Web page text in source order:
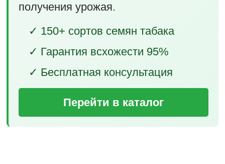
получения урожая.
✓ 150+ сортов семян табака
✓ Гарантия всхожести 95%
✓ Бесплатная консультация
Перейти в каталог